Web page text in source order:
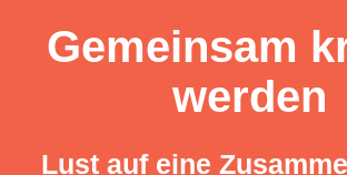
Gemeinsam
werden
Lust auf eine